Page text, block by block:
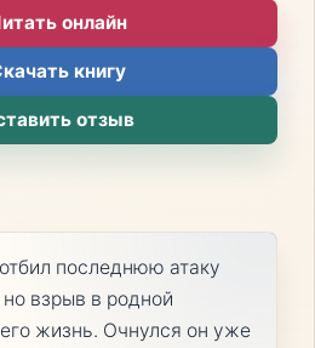
онлайн
книгу
отзыв
последнюю атаку
взрыв в родной
жизнь. Очнулся он уже